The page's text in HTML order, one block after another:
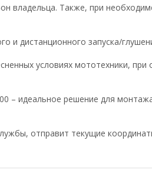
владельца. Также, при
и дистанционного запуска/
условиях мототехники, при
– идеальное решение для
отправит текущие